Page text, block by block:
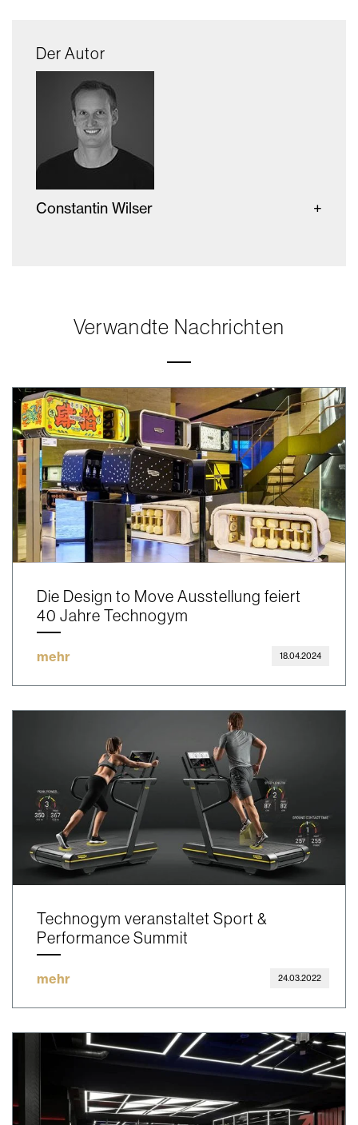
Der Autor
Constantin Wilser
Verwandte Nachrichten
Die Design to Move Ausstellung feiert
40 Jahre Technogym
mehr 18.04.2024
Technogym veranstaltet Sport &
Performance Summit
mehr 24.03.2022